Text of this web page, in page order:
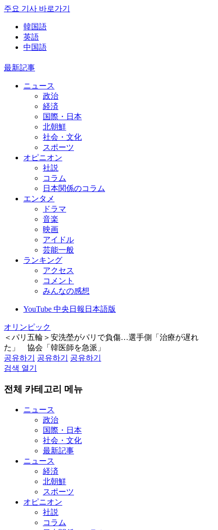
주요 기사 바로가기
韓国語
英語
中国語
最新記事
ニュース
政治
経済
国際・日本
北朝鮮
社会・文化
スポーツ
オピニオン
社説
コラム
日本関係のコラム
エンタメ
ドラマ
音楽
映画
アイドル
芸能一般
ランキング
アクセス
コメント
みんなの感想
YouTube 中央日報日本語版
オリンピック
＜パリ五輪＞安洗塋がパリで負傷…選手側「治療が遅れ
た」 協会「韓医師を急派」
공유하기
공유하기
공유하기
검색 열기
전체 카테고리 메뉴
ニュース
政治
国際・日本
社会・文化
最新記事
ニュース
経済
北朝鮮
スポーツ
オピニオン
社説
コラム